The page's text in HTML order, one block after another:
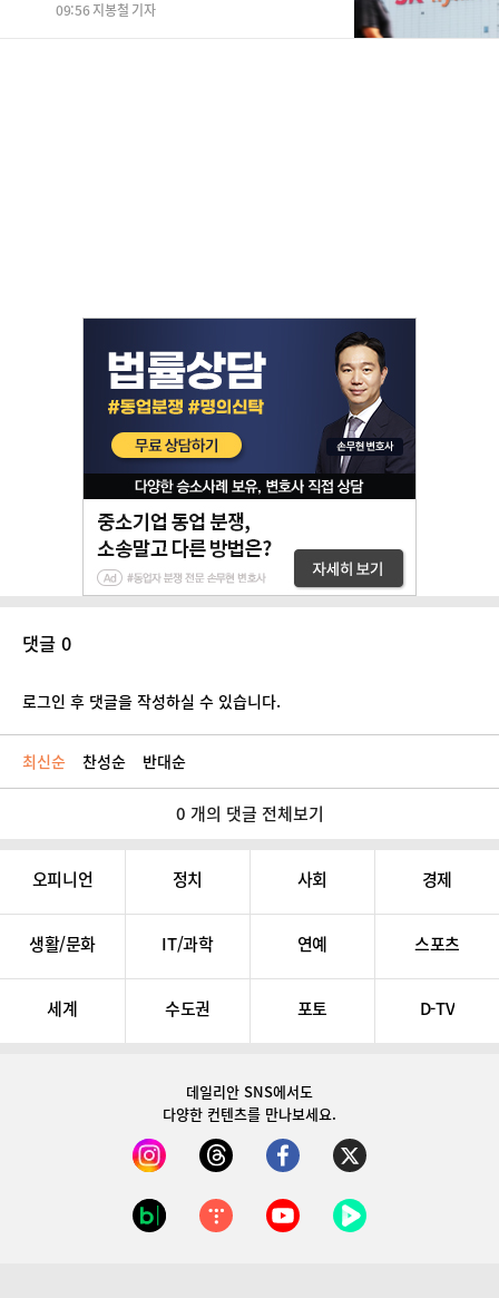
09:56 지봉철 기자
댓글 0
로그인 후 댓글을 작성하실 수 있습니다.
최신순 찬성순 반대순
0 개의 댓글 전체보기
오피니언 정치 사회 경제
생활/문화 IT/과학 연예 스포츠
세계 수도권 포토 D-TV
데일리안 SNS에서도
다양한 컨텐츠를 만나보세요.